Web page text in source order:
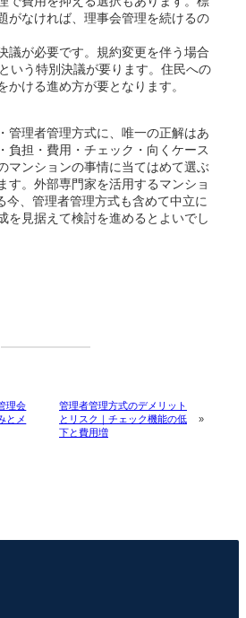
がなければ、理事会管理を続けるの
議が必要です。規約変更を伴う場合
いう特別決議が要ります。住民への
かける進め方が要となります。
管理者管理方式に、唯一の正解はあ
負担・費用・チェック・向くケース
マンションの事情に当てはめて選ぶ
す。外部専門家を活用するマンショ
今、管理者管理方式も含めて中立に
を見据えて検討を進めるとよいでし
理会
とメ
管理者管理方式のデメリット
とリスク｜チェック機能の低
下と費用増
»